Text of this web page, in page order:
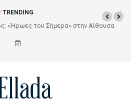
TRENDING
Από το Σχέδιο στην Πραγματικότητα